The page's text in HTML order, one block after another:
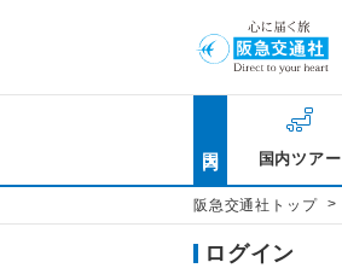
国内ツアー
阪急交通社トップ >
ログイン